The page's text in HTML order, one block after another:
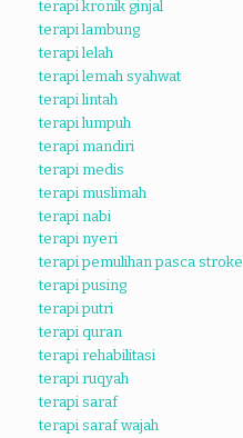
terapi kronik ginjal
terapi lambung
terapi lelah
terapi lemah syahwat
terapi lintah
terapi lumpuh
terapi mandiri
terapi medis
terapi muslimah
terapi nabi
terapi nyeri
terapi pemulihan pasca stroke
terapi pusing
terapi putri
terapi quran
terapi rehabilitasi
terapi ruqyah
terapi saraf
terapi saraf wajah